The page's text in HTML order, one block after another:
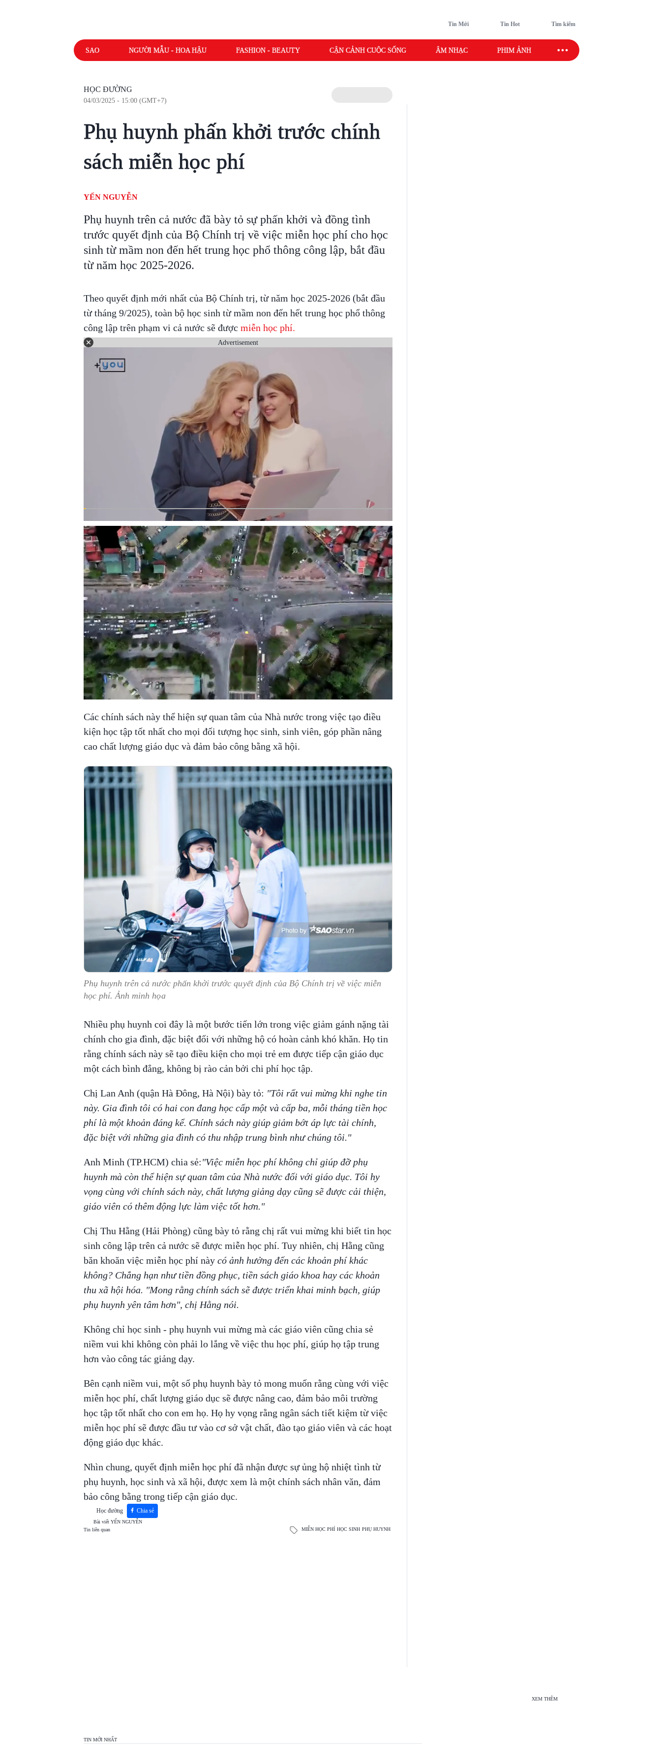
Tin Mới Tin Hot Tìm kiếm
SAO NGƯỜI MẪU - HOA HẬU FASHION - BEAUTY CẬN CẢNH CUỘC SỐNG ÂM NHẠC PHIM ẢNH SAO SPORT
HỌC ĐƯỜNG
04/03/2025 - 15:00 (GMT+7)
Phụ huynh phấn khởi trước chính
sách miễn học phí
YẾN NGUYỄN
Phụ huynh trên cả nước đã bày tỏ sự phấn khởi và đồng tình
trước quyết định của Bộ Chính trị về việc miễn học phí cho học
sinh từ mầm non đến hết trung học phổ thông công lập, bắt đầu
từ năm học 2025-2026.
Theo quyết định mới nhất của Bộ Chính trị, từ năm học 2025-2026 (bắt đầu
từ tháng 9/2025), toàn bộ học sinh từ mầm non đến hết trung học phổ thông
công lập trên phạm vi cả nước sẽ được miễn học phí.
Advertisement
Các chính sách này thể hiện sự quan tâm của Nhà nước trong việc tạo điều
kiện học tập tốt nhất cho mọi đối tượng học sinh, sinh viên, góp phần nâng
cao chất lượng giáo dục và đảm bảo công bằng xã hội.
Phụ huynh trên cả nước phấn khởi trước quyết định của Bộ Chính trị về việc miễn
học phí. Ảnh minh họa
Nhiều phụ huynh coi đây là một bước tiến lớn trong việc giảm gánh nặng tài
chính cho gia đình, đặc biệt đối với những hộ có hoàn cảnh khó khăn. Họ tin
rằng chính sách này sẽ tạo điều kiện cho mọi trẻ em được tiếp cận giáo dục
một cách bình đẳng, không bị rào cản bởi chi phí học tập.
Chị Lan Anh (quận Hà Đông, Hà Nội) bày tỏ: "Tôi rất vui mừng khi nghe tin
này. Gia đình tôi có hai con đang học cấp một và cấp ba, mỗi tháng tiền học
phí là một khoản đáng kể. Chính sách này giúp giảm bớt áp lực tài chính,
đặc biệt với những gia đình có thu nhập trung bình như chúng tôi."
Anh Minh (TP.HCM) chia sẻ:"Việc miễn học phí không chỉ giúp đỡ phụ
huynh mà còn thể hiện sự quan tâm của Nhà nước đối với giáo dục. Tôi hy
vọng cùng với chính sách này, chất lượng giảng dạy cũng sẽ được cải thiện,
giáo viên có thêm động lực làm việc tốt hơn."
Chị Thu Hằng (Hải Phòng) cũng bày tỏ rằng chị rất vui mừng khi biết tin học
sinh công lập trên cả nước sẽ được miễn học phí. Tuy nhiên, chị Hằng cũng
băn khoăn việc miễn học phí nàycó ảnh hưởng đến các khoản phí khác
không? Chẳng hạn như tiền đồng phục, tiền sách giáo khoa hay các khoản
thu xã hội hóa. "Mong rằng chính sách sẽ được triển khai minh bạch, giúp
phụ huynh yên tâm hơn", chị Hằng nói.
Không chỉ học sinh - phụ huynh vui mừng mà các giáo viên cũng chia sẻ
niềm vui khi không còn phải lo lắng về việc thu học phí, giúp họ tập trung
hơn vào công tác giảng dạy.
Bên cạnh niềm vui, một số phụ huynh bày tỏ mong muốn rằng cùng với việc
miễn học phí, chất lượng giáo dục sẽ được nâng cao, đảm bảo môi trường
học tập tốt nhất cho con em họ. Họ hy vọng rằng ngân sách tiết kiệm từ việc
miễn học phí sẽ được đầu tư vào cơ sở vật chất, đào tạo giáo viên và các hoạt
động giáo dục khác.
Nhìn chung, quyết định miễn học phí đã nhận được sự ủng hộ nhiệt tình từ
phụ huynh, học sinh và xã hội, được xem là một chính sách nhân văn, đảm
bảo công bằng trong tiếp cận giáo dục.
Học đường Chia sẻ
Bài viết YẾN NGUYỄN
Tin liên quan
MIỄN HỌC PHÍ HỌC SINH PHỤ HUYNH
XEM THÊM
TIN MỚI NHẤT